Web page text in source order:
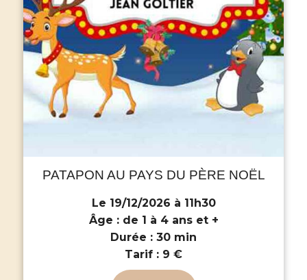
PATAPON AU PAYS DU PÈRE NOËL
Le 19/12/2026 à 11h30
Âge :de 1 à 4 ans et +
Durée : 30 min
Tarif : 9 €